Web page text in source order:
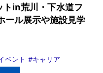
トin荒川・下水道フ
ル展示や施設見学
ベント キャリア